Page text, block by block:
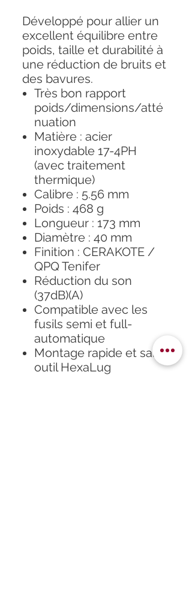
Développé pour allier un
excellent équilibre entre
poids, taille et durabilité à
une réduction de bruits et
des bavures.
Très bon rapport
poids/dimensions/atté
nuation
Matière : acier
inoxydable 17-4PH
(avec traitement
thermique)
Calibre : 5.56 mm
Poids : 468 g
Longueur : 173 mm
Diamètre : 40 mm
Finition : CERAKOTE /
QPQ Tenifer
Réduction du son
(37dB)(A)
Compatible avec les
fusils semi et full-
automatique
Montage rapide et sans
outil HexaLug